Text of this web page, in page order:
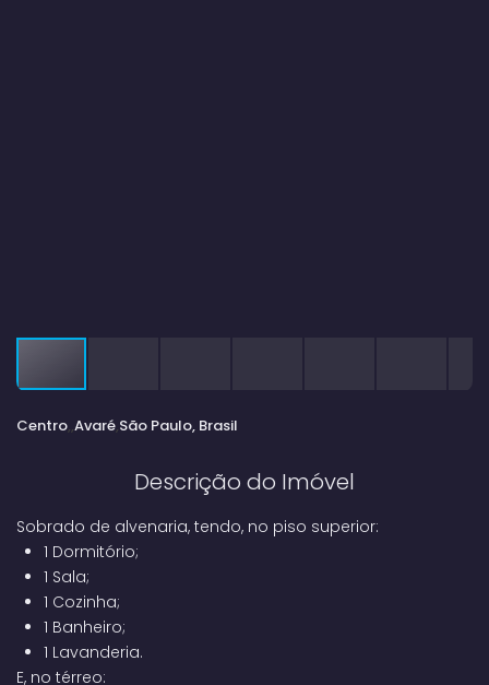
Centro Avaré São Paulo, Brasil
Descrição do Imóvel
Sobrado de alvenaria, tendo, no piso superior:
1 Dormitório;
1 Sala;
1 Cozinha;
1 Banheiro;
1 Lavanderia.
E, no térreo: